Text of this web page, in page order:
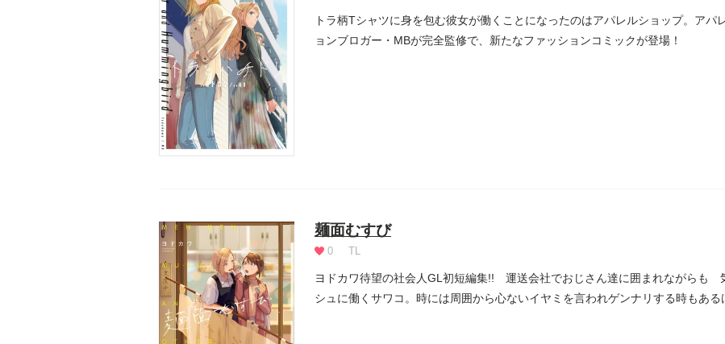
トラ柄Tシャツに身を包む彼女が働くことになったのはアパレルショップ。アパ
ョンブロガー・MBが完全監修で、新たなファッションコミックが登場！
麺面むすび
0 TL
ヨドカワ待望の社会人GL初短編集!! 運送会社でおじさん達に囲まれながらも
シュに働くサワコ。時には周囲から心ないイヤミを言われゲンナリする時もある